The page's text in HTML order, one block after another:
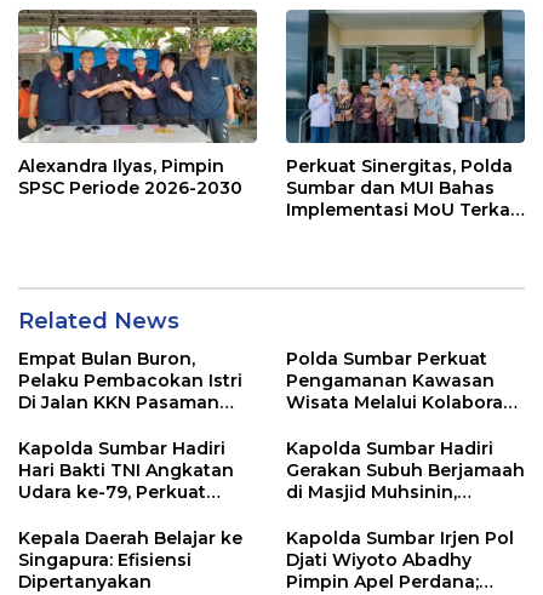
3 Orang Ditetapkan
Tersangka
Alexandra Ilyas, Pimpin
SPSC Periode 2026-2030
Perkuat Sinergitas, Polda
Sumbar dan MUI Bahas
Implementasi MoU Terkait
Related News
Empat Bulan Buron,
Pelaku Pembacokan Istri
Di Jalan KKN Pasaman
Personel Sat Reskrim Res
Pasbar Di Provinsi
Sumatera Utara
Polda Sumbar Perkuat
Pengamanan Kawasan
Wisata Melalui Kolaborasi
Kapolda Sumbar Hadiri
Hari Bakti TNI Angkatan
Udara ke-79, Perkuat
Kapolda Sumbar Hadiri
Gerakan Subuh Berjamaah
di Masjid Muhsinin,
“Ngopi Subuh”
Kepala Daerah Belajar ke
Singapura: Efisiensi
Dipertanyakan
Kapolda Sumbar Irjen Pol
Djati Wiyoto Abadhy
Pimpin Apel Perdana;